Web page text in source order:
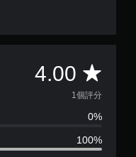
4.00 平
均
評
分
1個評分
0%
100%